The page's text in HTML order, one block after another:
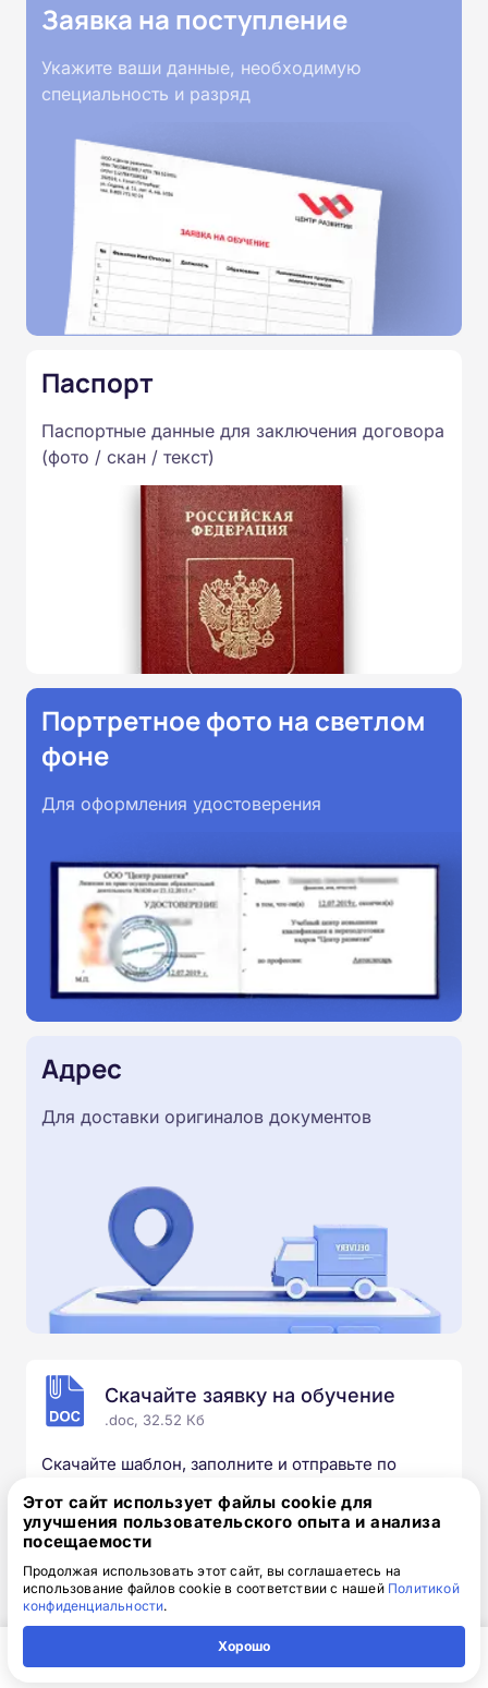
Заявка на поступление
Укажите ваши данные, необходимую
специальность и разряд
Паспорт
Паспортные данные для заключения договора
(фото / скан / текст)
Портретное фото на светлом
фоне
Для оформления удостоверения
Адрес
Для доставки оригиналов документов
Скачайте заявку на обучение
.doc, 32.52 Кб
Скачайте шаблон, заполните и отправьте по
Обязательно укажите контактный номер телефон.
Наш специалист свяжется с вами и утонит все
Выбирайте курс под свои цели
Этот сайт использует файлы cookie для
улучшения пользовательского опыта и анализа
посещаемости
Продолжая использовать этот сайт, вы соглашаетесь на
использование файлов cookie в соответствии с нашей Политикой
конфиденциальности.
Хорошо